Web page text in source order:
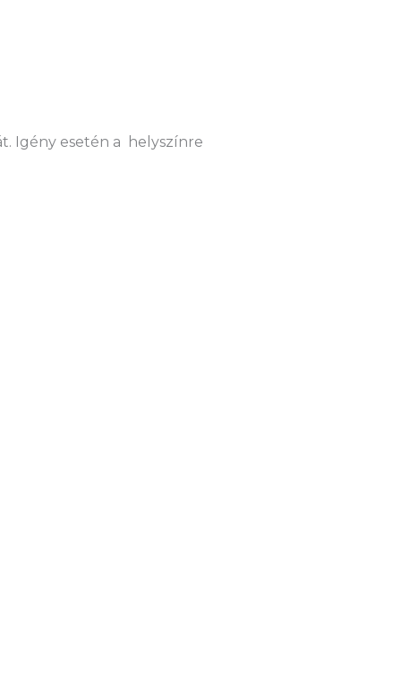
Igény esetén a helyszínre